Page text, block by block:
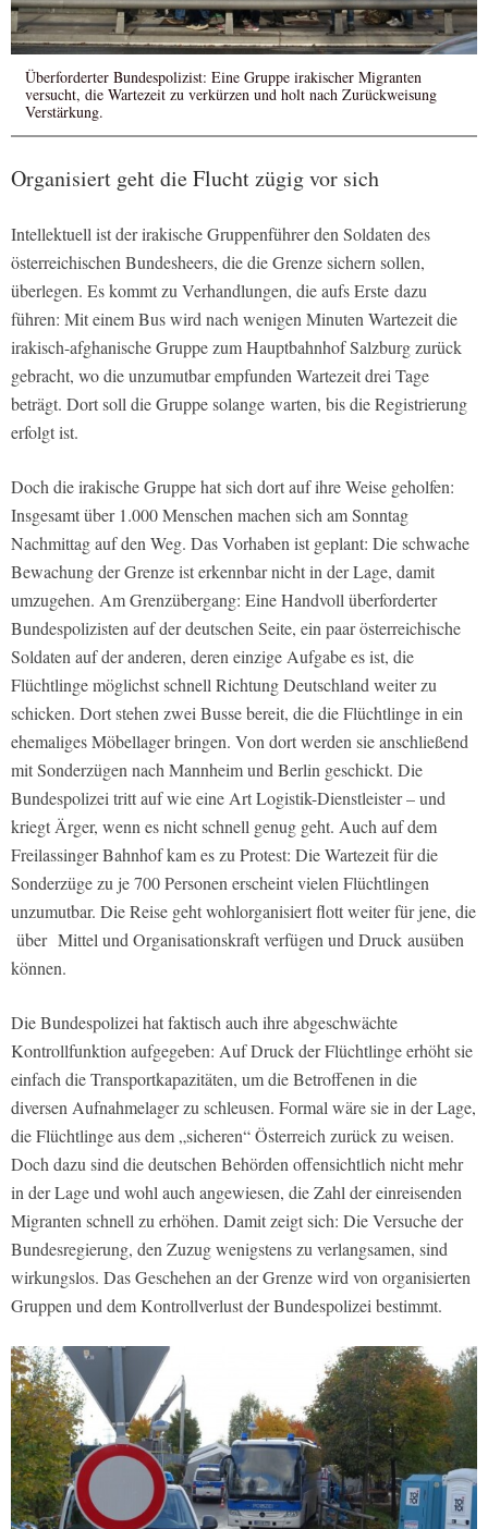
Überforderter Bundespolizist: Eine Gruppe irakischer Migranten
versucht, die Wartezeit zu verkürzen und holt nach Zurückweisung
Verstärkung.
Organisiert geht die Flucht zügig vor sich
Intellektuell ist der irakische Gruppenführer den Soldaten des
österreichischen Bundesheers, die die Grenze sichern sollen,
überlegen. Es kommt zu Verhandlungen, die aufs Erste dazu
führen: Mit einem Bus wird nach wenigen Minuten Wartezeit die
irakisch-afghanische Gruppe zum Hauptbahnhof Salzburg zurück
gebracht, wo die unzumutbar empfunden Wartezeit drei Tage
beträgt. Dort soll die Gruppe solange warten, bis die Registrierung
erfolgt ist.
Doch die irakische Gruppe hat sich dort auf ihre Weise geholfen:
Insgesamt über 1.000 Menschen machen sich am Sonntag
Nachmittag auf den Weg. Das Vorhaben ist geplant: Die schwache
Bewachung der Grenze ist erkennbar nicht in der Lage, damit
umzugehen. Am Grenzübergang: Eine Handvoll überforderter
Bundespolizisten auf der deutschen Seite, ein paar österreichische
Soldaten auf der anderen, deren einzige Aufgabe es ist, die
Flüchtlinge möglichst schnell Richtung Deutschland weiter zu
schicken. Dort stehen zwei Busse bereit, die die Flüchtlinge in ein
ehemaliges Möbellager bringen. Von dort werden sie anschließend
mit Sonderzügen nach Mannheim und Berlin geschickt. Die
Bundespolizei tritt auf wie eine Art Logistik-Dienstleister – und
kriegt Ärger, wenn es nicht schnell genug geht. Auch auf dem
Freilassinger Bahnhof kam es zu Protest: Die Wartezeit für die
Sonderzüge zu je 700 Personen erscheint vielen Flüchtlingen
unzumutbar. Die Reise geht wohlorganisiert flott weiter für jene, die
über Mittel und Organisationskraft verfügen und Druck ausüben
können.
Die Bundespolizei hat faktisch auch ihre abgeschwächte
Kontrollfunktion aufgegeben: Auf Druck der Flüchtlinge erhöht sie
einfach die Transportkapazitäten, um die Betroffenen in die
diversen Aufnahmelager zu schleusen. Formal wäre sie in der Lage,
die Flüchtlinge aus dem „sicheren“ Österreich zurück zu weisen.
Doch dazu sind die deutschen Behörden offensichtlich nicht mehr
in der Lage und wohl auch angewiesen, die Zahl der einreisenden
Migranten schnell zu erhöhen. Damit zeigt sich: Die Versuche der
Bundesregierung, den Zuzug wenigstens zu verlangsamen, sind
wirkungslos. Das Geschehen an der Grenze wird von organisierten
Gruppen und dem Kontrollverlust der Bundespolizei bestimmt.